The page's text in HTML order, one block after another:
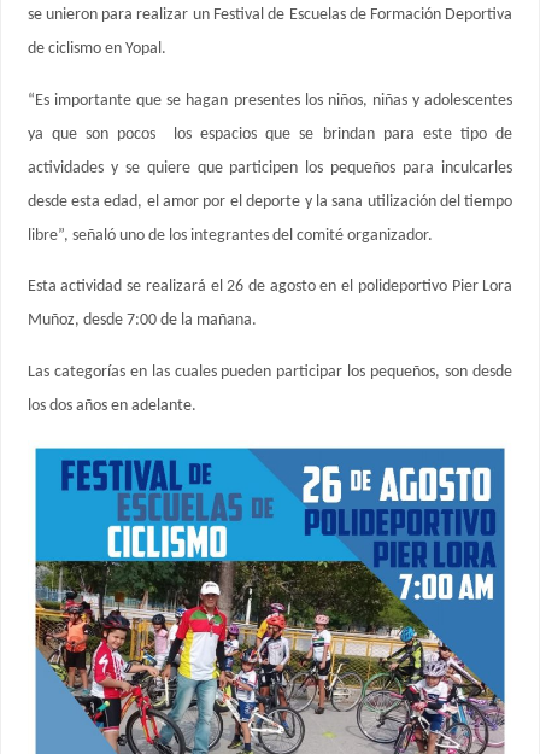
se unieron para realizar un Festival de Escuelas de Formación Deportiva
de ciclismo en Yopal.
“Es importante que se hagan presentes los niños, niñas y adolescentes
ya que son pocos los espacios que se brindan para este tipo de
actividades y se quiere que participen los pequeños para inculcarles
desde esta edad, el amor por el deporte y la sana utilización del tiempo
libre”, señaló uno de los integrantes del comité organizador.
Esta actividad se realizará el 26 de agosto en el polideportivo Pier Lora
Muñoz, desde 7:00 de la mañana.
Las categorías en las cuales pueden participar los pequeños, son desde
los dos años en adelante.